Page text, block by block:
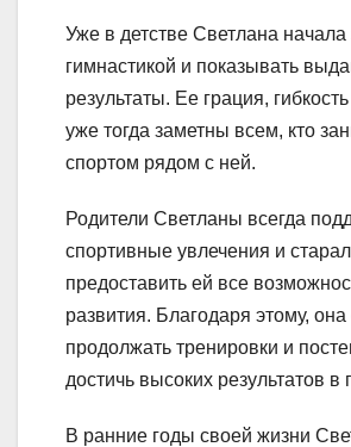
Уже в детстве Светлана начала
гимнастикой и показывать
результаты. Ее грация,
уже тогда заметны всем, кто
спортом рядом с ней.
Родители Светланы всегда
спортивные увлечения и
предоставить ей все
развития. Благодаря этому, она
продолжать тренировки и
достичь высоких результатов в
В ранние годы своей жизни